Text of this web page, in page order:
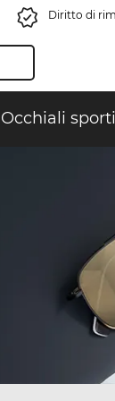
Diritto di
Occhiali